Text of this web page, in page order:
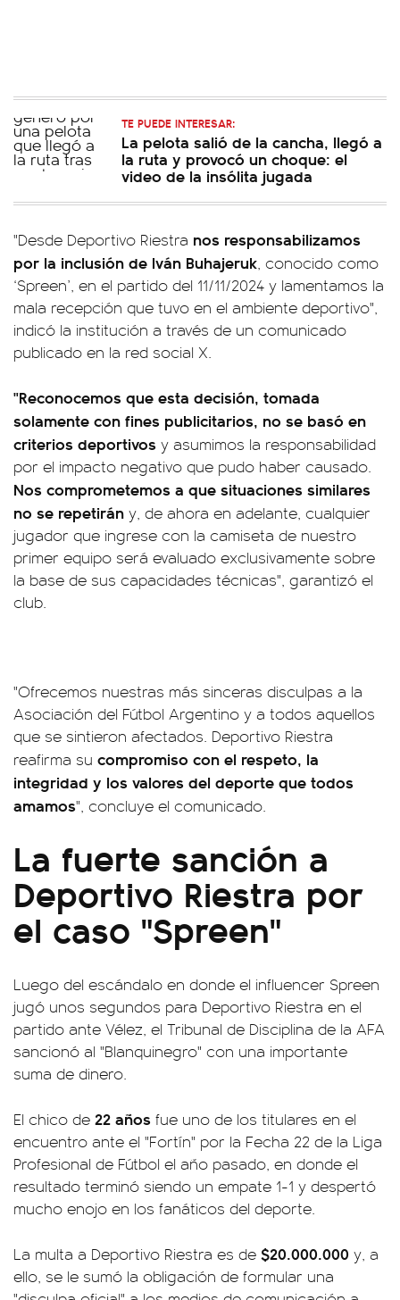
TE PUEDE INTERESAR:
La pelota salió de la cancha, llegó a
la ruta y provocó un choque: el
video de la insólita jugada
"Desde Deportivo Riestra nos responsabilizamos
por la inclusión de Iván Buhajeruk, conocido como
‘Spreen’, en el partido del 11/11/2024 y lamentamos la
mala recepción que tuvo en el ambiente deportivo",
indicó la institución a través de un comunicado
publicado en la red social X.
"Reconocemos que esta decisión, tomada
solamente con fines publicitarios, no se basó en
criterios deportivos y asumimos la responsabilidad
por el impacto negativo que pudo haber causado.
Nos comprometemos a que situaciones similares
no se repetirán y, de ahora en adelante, cualquier
jugador que ingrese con la camiseta de nuestro
primer equipo será evaluado exclusivamente sobre
la base de sus capacidades técnicas", garantizó el
club.
"Ofrecemos nuestras más sinceras disculpas a la
Asociación del Fútbol Argentino y a todos aquellos
que se sintieron afectados. Deportivo Riestra
reafirma su compromiso con el respeto, la
integridad y los valores del deporte que todos
amamos", concluye el comunicado.
La fuerte sanción a
Deportivo Riestra por
el caso "Spreen"
Luego del escándalo en donde el influencer Spreen
jugó unos segundos para Deportivo Riestra en el
partido ante Vélez, el Tribunal de Disciplina de la AFA
sancionó al "Blanquinegro" con una importante
suma de dinero.
El chico de 22 años fue uno de los titulares en el
encuentro ante el "Fortín" por la Fecha 22 de la Liga
Profesional de Fútbol el año pasado, en donde el
resultado terminó siendo un empate 1-1 y despertó
mucho enojo en los fanáticos del deporte.
La multa a Deportivo Riestra es de $20.000.000 y, a
ello, se le sumó la obligación de formular una